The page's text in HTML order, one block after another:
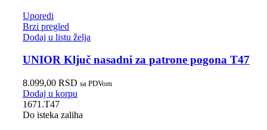
Uporedi
Brzi pregled
Dodaj u listu želja
UNIOR Ključ nasadni za patrone pogona T47
8.099,00 RSD sa PDVom
Dodaj u korpu
1671.T47
Do isteka zaliha